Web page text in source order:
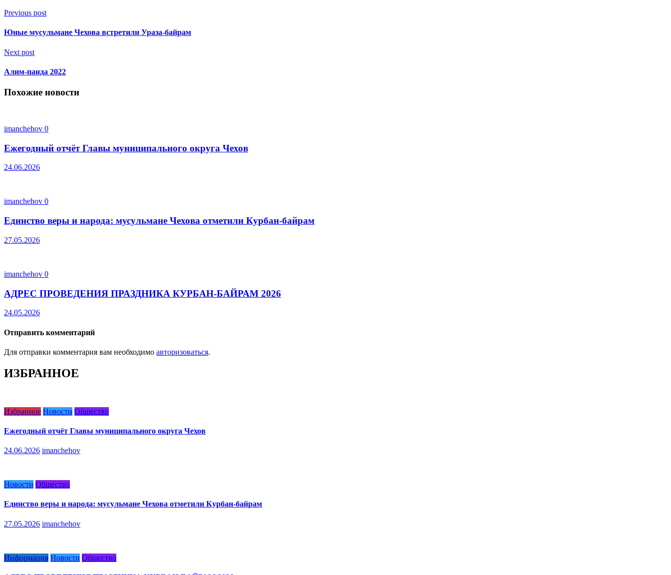
Previous post
Юные мусульмане Чехова встретили Ураза-байрам
Next post
Алим-паида 2022
Похожие новости
imanchehov 0
Ежегодный отчёт Главы муниципального округа Чехов
24.06.2026
imanchehov 0
Единство веры и народа: мусульмане Чехова отметили Курбан-байрам
27.05.2026
imanchehov 0
АДРЕС ПРОВЕДЕНИЯ ПРАЗДНИКА КУРБАН-БАЙРАМ 2026
24.05.2026
Отправить комментарий
Для отправки комментария вам необходимо авторизоваться.
ИЗБРАННОЕ
Избранное Новости Общество
Ежегодный отчёт Главы муниципального округа Чехов
24.06.2026 imanchehov
Новости Общество
Единство веры и народа: мусульмане Чехова отметили Курбан-байрам
27.05.2026 imanchehov
Информация Новости Общество